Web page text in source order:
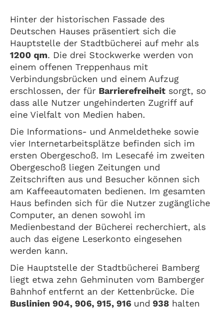
Hinter der historischen Fassade des
Deutschen Hauses präsentiert sich die
Hauptstelle der Stadtbücherei auf mehr als
1200 qm. Die drei Stockwerke werden von
einem offenen Treppenhaus mit
Verbindungsbrücken und einem Aufzug
erschlossen, der für Barrierefreiheit sorgt, so
dass alle Nutzer ungehinderten Zugriff auf
eine Vielfalt von Medien haben.
Die Informations- und Anmeldetheke sowie
vier Internetarbeitsplätze befinden sich im
ersten Obergeschoß. Im Lesecafé im zweiten
Obergeschoß liegen Zeitungen und
Zeitschriften aus und Besucher können sich
am Kaffeeautomaten bedienen. Im gesamten
Haus befinden sich für die Nutzer zugängliche
Computer, an denen sowohl im
Medienbestand der Bücherei recherchiert, als
auch das eigene Leserkonto eingesehen
werden kann.
Die Hauptstelle der Stadtbücherei Bamberg
liegt etwa zehn Gehminuten vom Bamberger
Bahnhof entfernt an der Kettenbrücke. Die
Buslinien 904, 906, 915, 916 und 938 halten